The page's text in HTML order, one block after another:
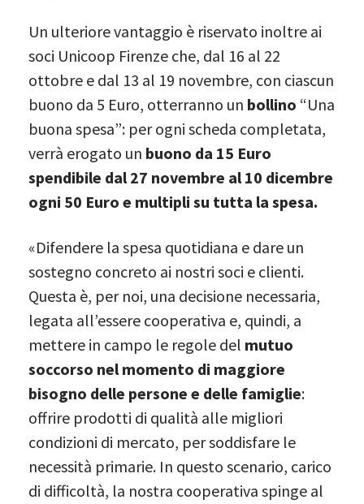
Un ulteriore vantaggio è riservato inoltre ai
soci Unicoop Firenze che, dal 16 al 22
ottobre e dal 13 al 19 novembre, con ciascun
buono da 5 Euro, otterranno un bollino “Una
buona spesa”: per ogni scheda completata,
verrà erogato un buono da 15 Euro
spendibile dal 27 novembre al 10 dicembre
ogni 50 Euro e multipli su tutta la spesa.
«Difendere la spesa quotidiana e dare un
sostegno concreto ai nostri soci e clienti.
Questa è, per noi, una decisione necessaria,
legata all’essere cooperativa e, quindi, a
mettere in campo le regole del mutuo
soccorso nel momento di maggiore
bisogno delle persone e delle famiglie:
offrire prodotti di qualità alle migliori
condizioni di mercato, per soddisfare le
necessità primarie. In questo scenario, carico
di difficoltà, la nostra cooperativa spinge al